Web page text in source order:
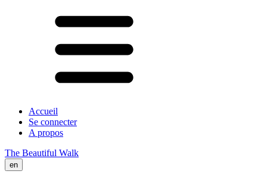
Accueil
Se connecter
A propos
The Beautiful Walk
en